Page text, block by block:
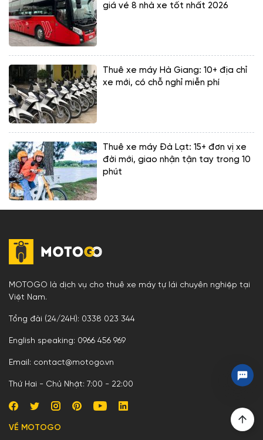
giá vé 8 nhà xe tốt nhất 2026
Thuê xe máy Hà Giang: 10+ địa chỉ
xe mới, có chỗ nghỉ miễn phí
Thuê xe máy Đà Lạt: 15+ đơn vị xe
đời mới, giao nhận tận tay trong 10
phút
MOTOGO là dịch vụ cho thuê xe máy tự lái chuyên nghiệp tại
Việt Nam.
Tổng đài (24/24H): 0338 023 344
English speaking: 0966 456 969
Email: contact@motogo.vn
Thứ Hai - Chủ Nhật: 7:00 - 22:00
VỀ MOTOGO